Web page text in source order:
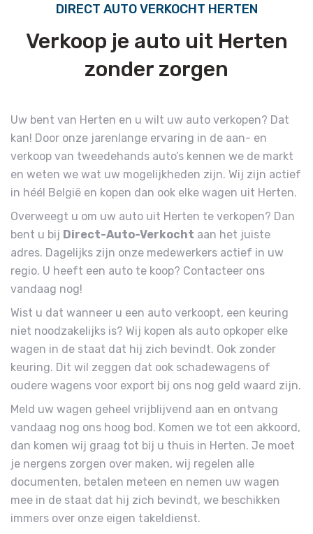
DIRECT AUTO VERKOCHT HERTEN
Verkoop je auto uit Herten
zonder zorgen
Uw bent van Herten en u wilt uw auto verkopen? Dat
kan! Door onze jarenlange ervaring in de aan- en
verkoop van tweedehands auto’s kennen we de markt
en weten we wat uw mogelijkheden zijn. Wij zijn actief
in héél België en kopen dan ook elke wagen uit Herten.
Overweegt u om uw auto uit Herten te verkopen? Dan
bent u bij Direct-Auto-Verkocht aan het juiste
adres. Dagelijks zijn onze medewerkers actief in uw
regio. U heeft een auto te koop? Contacteer ons
vandaag nog!
Wist u dat wanneer u een auto verkoopt, een keuring
niet noodzakelijks is? Wij kopen als auto opkoper elke
wagen in de staat dat hij zich bevindt. Ook zonder
keuring. Dit wil zeggen dat ook schadewagens of
oudere wagens voor export bij ons nog geld waard zijn.
Meld uw wagen geheel vrijblijvend aan en ontvang
vandaag nog ons hoog bod. Komen we tot een akkoord,
dan komen wij graag tot bij u thuis in Herten. Je moet
je nergens zorgen over maken, wij regelen alle
documenten, betalen meteen en nemen uw wagen
mee in de staat dat hij zich bevindt, we beschikken
immers over onze eigen takeldienst.